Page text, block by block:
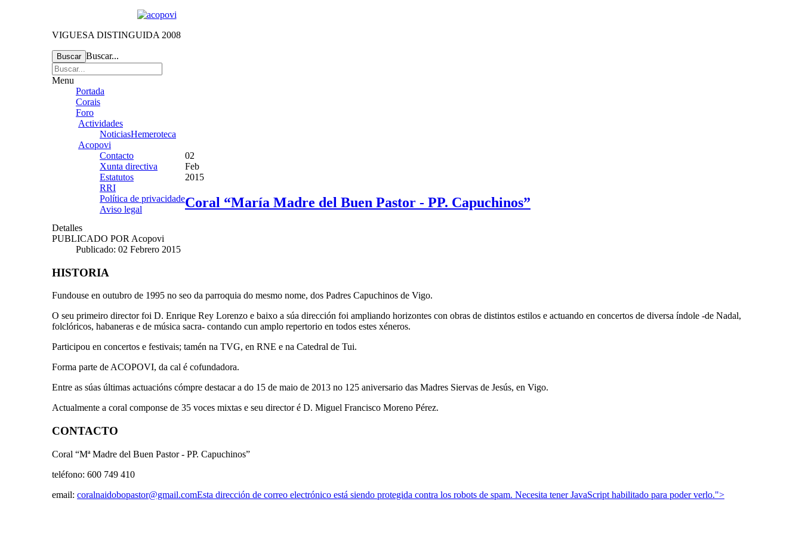
VIGUESA DISTINGUIDA 2008
Buscar Buscar...
Menu
Portada
Corais
Foro
Actividades
NoticiasHemeroteca
Acopovi
Contacto
Xunta directiva
Estatutos
RRI
Política de privacidade
Aviso legal
02
Feb
2015
Coral “María Madre del Buen Pastor - PP. Capuchinos”
Detalles
PUBLICADO POR Acopovi
Publicado: 02 Febrero 2015
HISTORIA
Fundouse en outubro de 1995 no seo da parroquia do mesmo nome, dos Padres Capuchinos de Vigo.
O seu primeiro director foi D. Enrique Rey Lorenzo e baixo a súa dirección foi ampliando horizontes con obras de distintos estilos e actuando en concertos de diversa índole -de Nadal,
folclóricos, habaneras e de música sacra- contando cun amplo repertorio en todos estes xéneros.
Participou en concertos e festivais; tamén na TVG, en RNE e na Catedral de Tui.
Forma parte de ACOPOVI, da cal é cofundadora.
Entre as súas últimas actuacións cómpre destacar a do 15 de maio de 2013 no 125 aniversario das Madres Siervas de Jesús, en Vigo.
Actualmente a coral componse de 35 voces mixtas e seu director é D. Miguel Francisco Moreno Pérez.
CONTACTO
Coral “Mª Madre del Buen Pastor - PP. Capuchinos”
teléfono: 600 749 410
email: coralnaidobopastor@gmail.comEsta dirección de correo electrónico está siendo protegida contra los robots de spam. Necesita tener JavaScript habilitado para poder verlo.">